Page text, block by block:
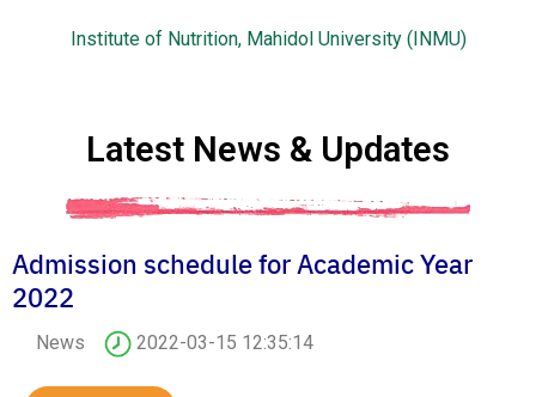
Institute of Nutrition, Mahidol University (INMU)
Latest News & Updates
Admission schedule for Academic Year
2022
News 2022-03-15 12:35:14